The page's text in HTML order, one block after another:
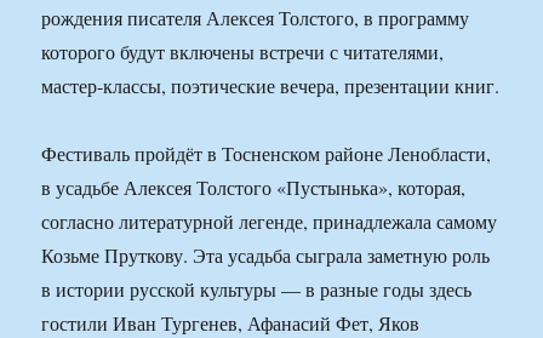
рождения писателя Алексея Толстого, в программу
которого будут включены встречи с читателями,
мастер-классы, поэтические вечера, презентации книг.
Фестиваль пройдёт в Тосненском районе Ленобласти,
в усадьбе Алексея Толстого «Пустынька», которая,
согласно литературной легенде, принадлежала самому
Козьме Пруткову. Эта усадьба сыграла заметную роль
в истории русской культуры — в разные годы здесь
гостили Иван Тургенев, Афанасий Фет, Яков